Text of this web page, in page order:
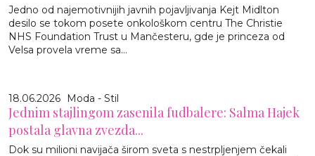
Jedno od najemotivnijih javnih pojavljivanja Kejt Midlton
desilo se tokom posete onkološkom centru The Christie
NHS Foundation Trust u Mančesteru, gde je princeza od
Velsa provela vreme sa...
18.06.2026 Moda - Stil
Jednim stajlingom zasenila fudbalere: Salma Hajek
postala glavna zvezda...
Dok su milioni navijača širom sveta s nestrpljenjem čekali